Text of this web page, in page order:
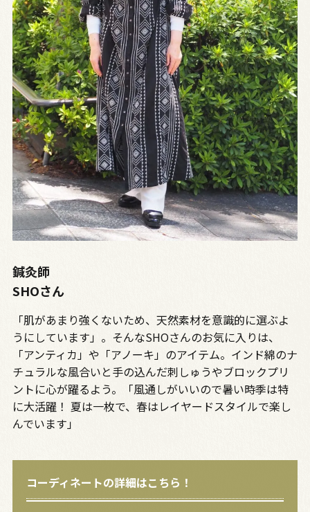
鍼灸師
SHOさん
「肌があまり強くないため、天然素材を意識的に選ぶよ
うにしています」。そんなSHOさんのお気に入りは、
「アンティカ」や「アノーキ」のアイテム。インド綿のナ
チュラルな風合いと手の込んだ刺しゅうやブロックプリ
ントに心が躍るよう。「風通しがいいので暑い時季は特
に大活躍！ 夏は一枚で、春はレイヤードスタイルで楽し
んでいます」
コーディネートの詳細はこちら！